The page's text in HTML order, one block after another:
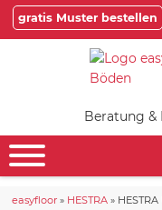
gratis Muster bestellen
Beratung &
easyfloor » HESTRA »